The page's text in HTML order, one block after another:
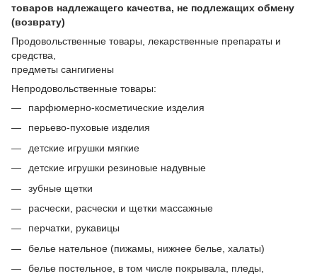
товаров надлежащего качества, не подлежащих обмену
(возврату)
Продовольственные товары, лекарственные препараты и
средства,
предметы сангигиены
Непродовольственные товары:
парфюмерно-косметические изделия
перьево-пуховые изделия
детские игрушки мягкие
детские игрушки резиновые надувные
зубные щетки
расчески, расчески и щетки массажные
перчатки, рукавицы
белье нательное (пижамы, нижнее белье, халаты)
белье постельное, в том числе покрывала, пледы,